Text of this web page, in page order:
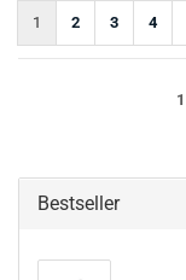
1 2 3 4
1
Bestseller